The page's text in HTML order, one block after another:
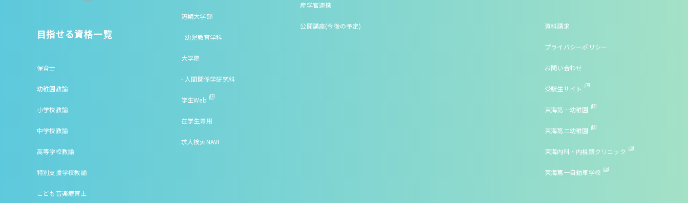
目指せる資格一覧
保育士
幼稚園教諭
小学校教諭
中学校教諭
高等学校教諭
特別支援学校教諭
こども音楽療育士
短期大学部
- 幼児教育学科
大学院
- 人間関係学研究科
学生Web
在学生専用
求人検索NAVI
産学官連携
公開講座(今後の予定) 資料請求
プライバシーポリシー
お問い合わせ
受験生サイト
東海第一幼稚園
東海第二幼稚園
東海内科・内視鏡クリニック
東海第一自動車学校